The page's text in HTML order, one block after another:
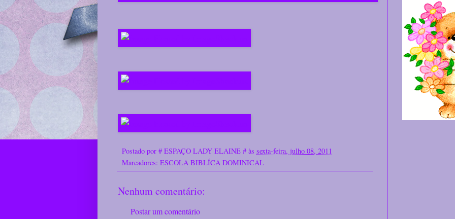
Postado por # ESPAÇO LADY ELAINE # às sexta-feira, julho 08, 2011
Marcadores: ESCOLA BIBLÍCA DOMINICAL
Nenhum comentário:
Postar um comentário